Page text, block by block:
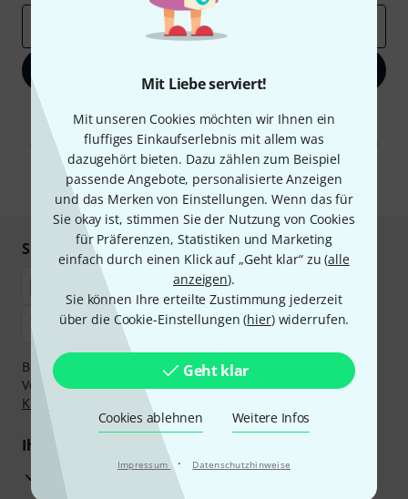
Mit Liebe serviert!
Mit unseren Cookies möchten wir Ihnen ein
fluffiges Einkaufserlebnis mit allem was
dazugehört bieten. Dazu zählen zum Beispiel
passende Angebote, personalisierte Anzeigen
und das Merken von Einstellungen. Wenn das für
Sie okay ist, stimmen Sie der Nutzung von Cookies
für Präferenzen, Statistiken und Marketing
einfach durch einen Klick auf „Geht klar“ zu (alle
anzeigen).
Sie können Ihre erteilte Zustimmung jederzeit
über die Cookie-Einstellungen (hier) widerrufen.
Geht klar
Cookies ablehnen Weitere Infos
Impressum · Datenschutzhinweise
Mit Klick auf „Jetzt anmelden“ stimmen Sie dem Erhalt von E-Mail-
Werbung und einer Messung des E-Mail-Nutzungsverhaltens zu. Die
Abmeldung ist jederzeit möglich. Weitere Informationen finden Sie in
unserenDatenschutzhinweisen.
* Pflichtfeld
Sicher einkaufen & bezahlen
Bezahlen Sie vertraulich und sicher per Nachnahme,
Vorkasse, PayPal, Amazon Pay,Klarna Sofort bezahlen,
Klarna Ratenzahlungoder Kreditkarte.
Ihre Vorteile
3 Jahre Thomann Garantie